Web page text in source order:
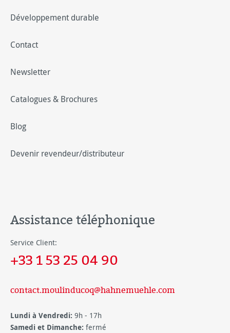
Développement durable
Contact
Newsletter
Catalogues & Brochures
Blog
Devenir revendeur/distributeur
Assistance téléphonique
Service Client:
+33 1 53 25 04 90
contact.moulinducoq@hahnemuehle.com
Lundi à Vendredi: 9h - 17h
Samedi et Dimanche: fermé